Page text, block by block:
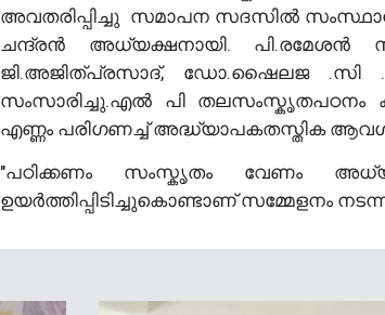
അവതരിപ്പിച്ചു സമാപന സദസിൽ
ചന്ദ്രൻ അധ്യക്ഷനായി. പി.രമേശൻ
ജി.അജിത്പ്രസാദ്, ഡോ.ഷൈലജ .സി
സംസാരിച്ചു.എൽ പി തലസംസ്കൃതപഠനം
എണ്ണം പരിഗണച്ച് അദ്ധ്യാപകതസ്തിക
"പഠിക്കണം സംസ്കൃതം വേണം
ഉയർത്തിപ്പിടിച്ചുകൊണ്ടാണ് സമ്മേളനം